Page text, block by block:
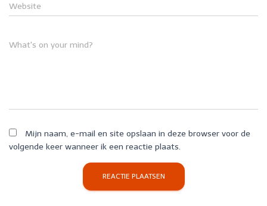
Website
What's on your mind?
Mijn naam, e-mail en site opslaan in deze browser voor de
volgende keer wanneer ik een reactie plaats.